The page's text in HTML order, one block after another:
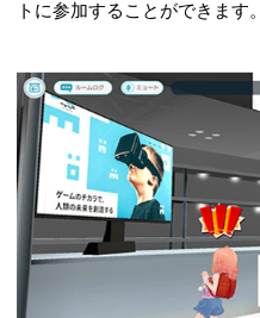
トに参加することができます。